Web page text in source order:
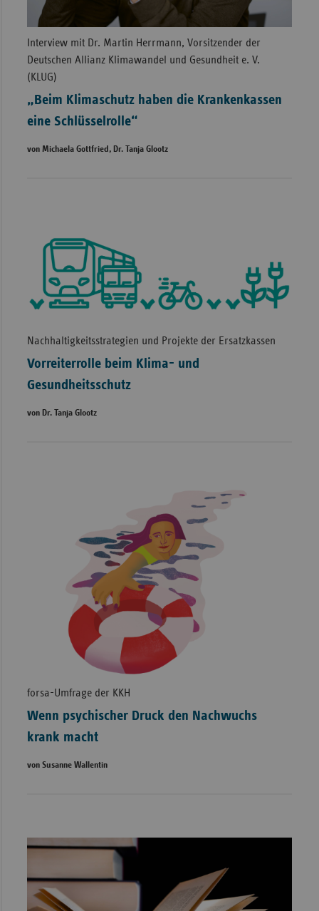
Interview mit Dr. Martin Herrmann, Vorsitzender der
Deutschen Allianz Klimawandel und Gesundheit e. V.
(KLUG)
„Beim Klimaschutz haben die Krankenkassen
eine Schlüsselrolle“
von Michaela Gottfried, Dr. Tanja Glootz
Nachhaltigkeitsstrategien und Projekte der Ersatzkassen
Vorreiterrolle beim Klima- und
Gesundheitsschutz
von Dr. Tanja Glootz
forsa-Umfrage der KKH
Wenn psychischer Druck den Nachwuchs
krank macht
von Susanne Wallentin